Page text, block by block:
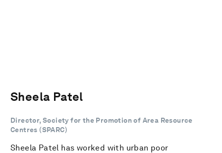
Sheela Patel
Director, Society for the Promotion of Area Resource
Centres (SPARC)
Sheela Patel has worked with urban poor